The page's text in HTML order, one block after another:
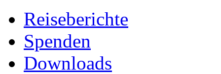
Reiseberichte
Spenden
Downloads